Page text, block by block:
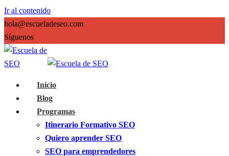
Ir al contenido
hola@escueladeseo.com
Síguenos
Inicio
Blog
Programas
Itinerario Formativo SEO
Quiero aprender SEO
SEO para emprendedores